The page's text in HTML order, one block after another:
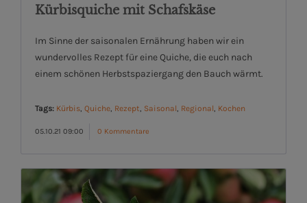
Kürbisquiche mit Schafskäse
Im Sinne der saisonalen Ernährung haben wir ein
wundervolles Rezept für eine Quiche, die euch nach
einem schönen Herbstspaziergang den Bauch wärmt.
Tags: Kürbis, Quiche, Rezept, Saisonal, Regional, Kochen
05.10.21 09:00 0 Kommentare